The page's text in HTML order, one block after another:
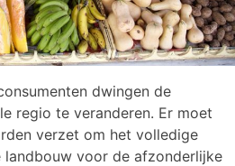
dwingen de
regio te veranderen. Er moet
verzet om het volledige
landbouw voor de afzonderlijke